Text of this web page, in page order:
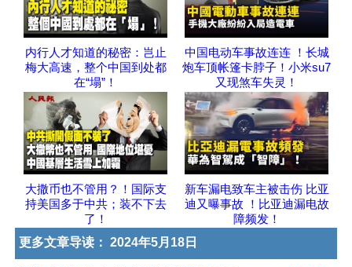
内行人才知道的秘密：岂止
梅大高速，整个中国到处都
在“塌”！
中国电动车事故连连 ！长城
炮车顶帐篷卡脖子！小米su7
又现煞车失灵！
大撒币也不管用？！国际支
持美国多于中共；装不下去
了！
新车漏电致车主被击伤 比亚
迪又曝事故 ！比亚迪漏电故
障频发！
更多文章导读： 2024年5月18日